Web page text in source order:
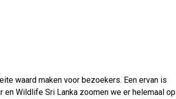
waard maken voor bezoekers. Een ervan is
Wildlife Sri Lanka zoomen we er helemaal op